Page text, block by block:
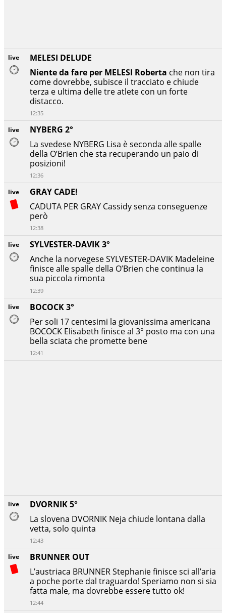
live
BRUNNER OUT
L’austriaca BRUNNER Stephanie finisce sci all’aria
a poche porte dal traguardo! Speriamo non si sia
fatta male, ma dovrebbe essere tutto ok!
12:44
live
DVORNIK 5°
La slovena DVORNIK Neja chiude lontana dalla
vetta, solo quinta
12:43
live
BOCOCK 3°
Per soli 17 centesimi la giovanissima americana
BOCOCK Elisabeth finisce al 3° posto ma con una
bella sciata che promette bene
12:41
live
SYLVESTER-DAVIK 3°
Anche la norvegese SYLVESTER-DAVIK Madeleine
finisce alle spalle della O’Brien che continua la
sua piccola rimonta
12:39
live
GRAY CADE!
CADUTA PER GRAY Cassidy senza conseguenze
però
12:38
live
NYBERG 2°
La svedese NYBERG Lisa è seconda alle spalle
della O’Brien che sta recuperando un paio di
posizioni!
12:36
live
MELESI DELUDE
Niente da fare per MELESI Roberta che non tira
come dovrebbe, subisce il tracciato e chiude
terza e ultima delle tre atlete con un forte
distacco.
12:35